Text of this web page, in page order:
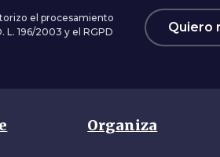
el procesamiento
196/2003 y el RGPD
Quiero
Organiza